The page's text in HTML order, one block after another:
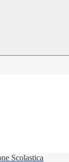
Scolastica